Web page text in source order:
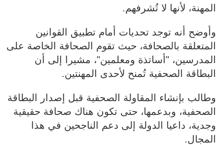
المهنة، لأنها لا تُشرفهم.
وأوضح أنه توجد تحديات أمام تطبيق القوانين
المتعلقة بالصحافة، حيث تقوم الصحافة الخاصة على
المدرسين، "أساتذة ومعلمين"، مشيرا إلى أن
البطاقة الصحفية تُمنح لأحدى المهنتين.
وطالب بإنشاء المقاولة الصحفية قبل إصدار البطاقة
الصحفية، وبدعمها، حتى تكون هناك صحافة حقيقية
وجدية، داعيا الدولة إلى دعم الناجحين في هذا
المجال.